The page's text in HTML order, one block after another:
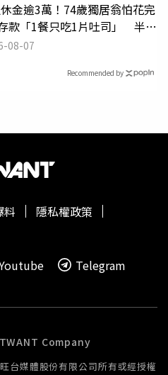
金逾3萬！74歲獨居翁怕花完
款「1餐只吃1片吐司」 半年
壞女兒
08-07
Recommended by
料
隱私權政策
Telegram
Company
台媒體股份有限公司所有或經授權